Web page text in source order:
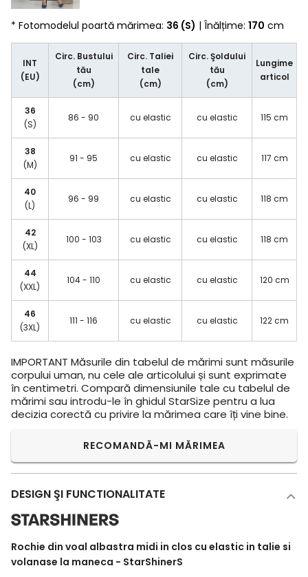
* Fotomodelul poartă mărimea: 36 (S) | Înălțime: 170 cm
INT
(EU)
Circ. Bustului
tău
(cm)
Circ. Taliei
tale
(cm)
Circ. Şoldului
tău
(cm)
Lungime
articol
36
(S)
86 - 90 cu elastic cu elastic 115 cm
38
(M)
91 - 95 cu elastic cu elastic 117 cm
40
(L)
96 - 99 cu elastic cu elastic 118 cm
42
(XL)
100 - 103 cu elastic cu elastic 118 cm
44
(XXL)
104 - 110 cu elastic cu elastic 120 cm
46
(3XL)
111 - 116 cu elastic cu elastic 122 cm
IMPORTANT Măsurile din tabelul de mărimi sunt măsurile
corpului uman, nu cele ale articolului și sunt exprimate
în centimetri. Compară dimensiunile tale cu tabelul de
mărimi sau introdu-le în ghidul StarSize pentru a lua
decizia corectă cu privire la mărimea care îți vine bine.
RECOMANDĂ-MI MĂRIMEA
DESIGN ŞI FUNCTIONALITATE
Rochie din voal albastra midi in clos cu elastic in talie si
volanase la maneca - StarShinerS